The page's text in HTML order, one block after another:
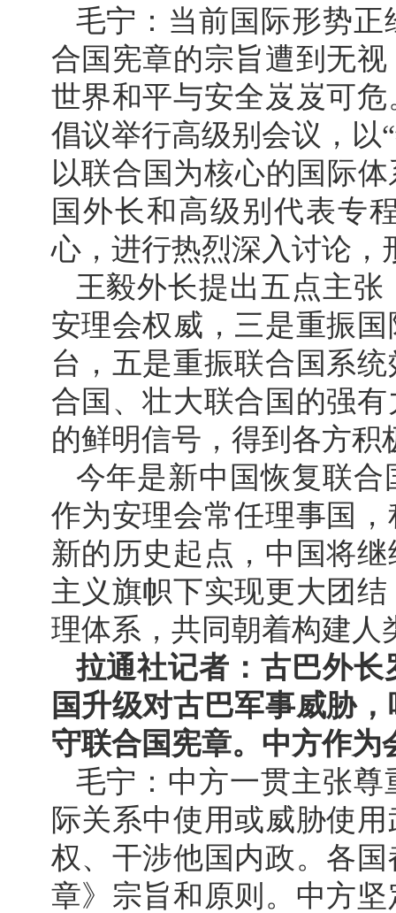
毛宁：当前国际形势
合国宪章的宗旨遭到无
世界和平与安全岌岌可
倡议举行高级别会议，以
以联合国为核心的国际
国外长和高级别代表专
心，进行热烈深入讨论，
王毅外长提出五点主
安理会权威，三是重振
台，五是重振联合国系
合国、壮大联合国的强
的鲜明信号，得到各方积
今年是新中国恢复联合
作为安理会常任理事国
新的历史起点，中国将
主义旗帜下实现更大团
理体系，共同朝着构建人
拉通社记者：古巴外
国升级对古巴军事威胁
守联合国宪章。中方作
毛宁：中方一贯主张
际关系中使用或威胁使
权、干涉他国内政。各
章》宗旨和原则。中方